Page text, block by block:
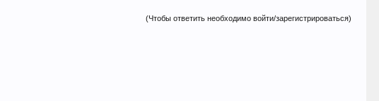
(Чтобы ответить необходимо войти/зарегистрироваться)